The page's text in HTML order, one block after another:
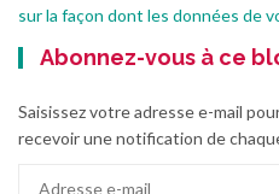
sur la façon dont les données de
Abonnez-vous à ce
Saisissez votre adresse e-mail
recevoir une notification de